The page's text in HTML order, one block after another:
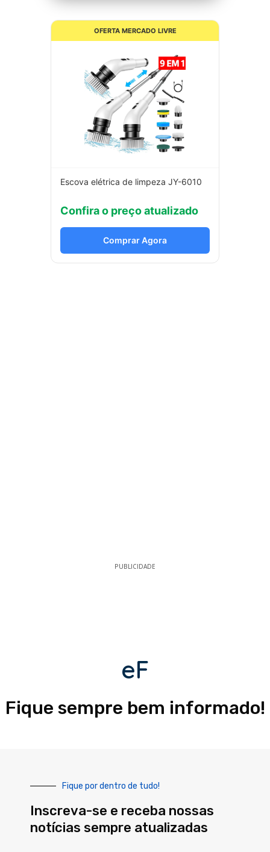
OFERTA MERCADO LIVRE
Escova elétrica de limpeza JY-6010
Confira o preço atualizado
Comprar Agora
PUBLICIDADE
eF
Fique sempre bem informado!
Fique por dentro de tudo!
Inscreva-se e receba nossas
notícias sempre atualizadas